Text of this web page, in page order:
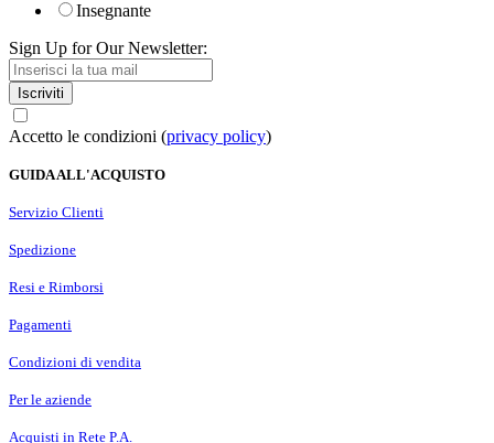
Insegnante
Sign Up for Our Newsletter:
Iscriviti
Accetto le condizioni (privacy policy)
GUIDA ALL'ACQUISTO
Servizio Clienti
Spedizione
Resi e Rimborsi
Pagamenti
Condizioni di vendita
Per le aziende
Acquisti in Rete P.A.